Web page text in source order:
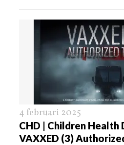
4 februari 2025
CHD | Children Health
VAXXED (3)